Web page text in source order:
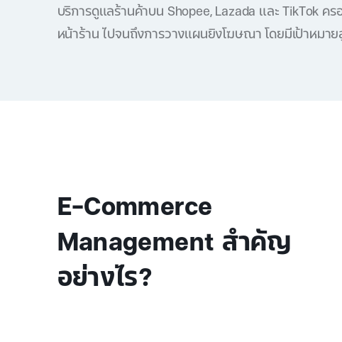
บริการดูแลร้านค้าบน Shopee, Lazada และ TikTok
หน้าร้าน ไปจนถึงการวางแผนยิงโฆษณา โดยมีเป้าหม
E-Commerce
Management สำคัญ
อย่างไร?